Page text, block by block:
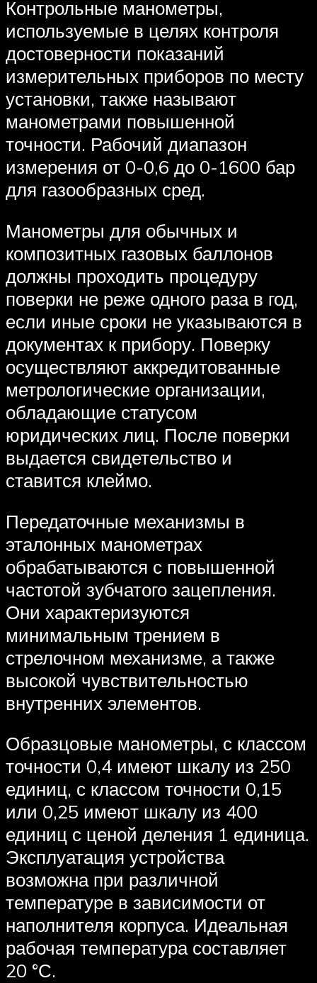
Контрольные манометры,
используемые в целях контроля
достоверности показаний
измерительных приборов по месту
установки, также называют
манометрами повышенной
точности. Рабочий диапазон
измерения от 0-0,6 до 0-1600 бар
для газообразных сред.
Манометры для обычных и
композитных газовых баллонов
должны проходить процедуру
поверки не реже одного раза в год,
если иные сроки не указываются в
документах к прибору. Поверку
осуществляют аккредитованные
метрологические организации,
обладающие статусом
юридических лиц. После поверки
выдается свидетельство и
ставится клеймо.
Передаточные механизмы в
эталонных манометрах
обрабатываются с повышенной
частотой зубчатого зацепления.
Они характеризуются
минимальным трением в
стрелочном механизме, а также
высокой чувствительностью
внутренних элементов.
Образцовые манометры, с классом
точности 0,4 имеют шкалу из 250
единиц, с классом точности 0,15
или 0,25 имеют шкалу из 400
единиц с ценой деления 1 единица.
Эксплуатация устройства
возможна при различной
температуре в зависимости от
наполнителя корпуса. Идеальная
рабочая температура составляет
20 °С.